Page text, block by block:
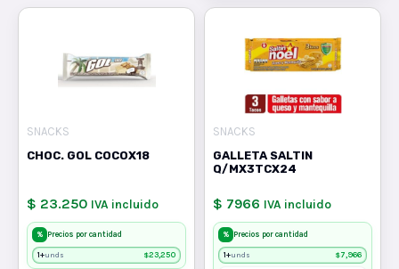
SNACKS
CHOC. GOL COCOX18
$ 23.250 IVA incluido
% Precios por cantidad
1+unds $23,250
SNACKS
GALLETA SALTIN
Q/MX3TCX24
$ 7966 IVA incluido
% Precios por cantidad
1+unds $7,966